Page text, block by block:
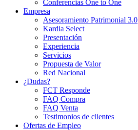
Conferencias One to One
Empresa
Asesoramiento Patrimonial 3.0
Kardia Select
Presentación
Experiencia
Servicios
Propuesta de Valor
Red Nacional
¿Dudas?
FCT Responde
FAQ Compra
FAQ Venta
Testimonios de clientes
Ofertas de Empleo